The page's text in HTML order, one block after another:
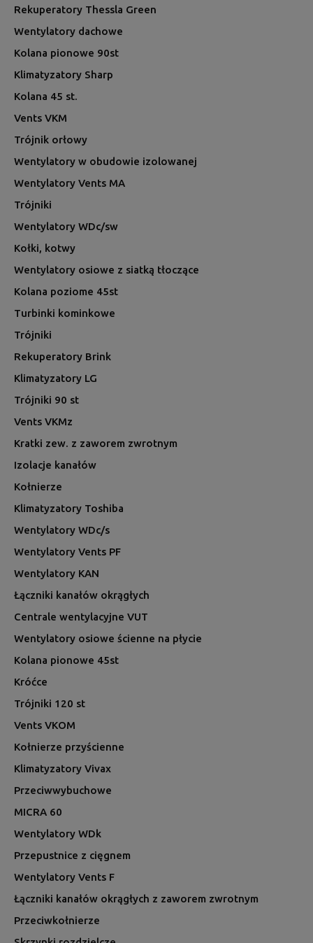
Rekuperatory Thessla Green
Wentylatory dachowe
Kolana pionowe 90st
Klimatyzatory Sharp
Kolana 45 st.
Vents VKM
Trójnik orłowy
Wentylatory w obudowie izolowanej
Wentylatory Vents MA
Trójniki
Wentylatory WDc/sw
Kołki, kotwy
Wentylatory osiowe z siatką tłoczące
Kolana poziome 45st
Turbinki kominkowe
Trójniki
Rekuperatory Brink
Klimatyzatory LG
Trójniki 90 st
Vents VKMz
Kratki zew. z zaworem zwrotnym
Izolacje kanałów
Kołnierze
Klimatyzatory Toshiba
Wentylatory WDc/s
Wentylatory Vents PF
Wentylatory KAN
Łączniki kanałów okrągłych
Centrale wentylacyjne VUT
Wentylatory osiowe ścienne na płycie
Kolana pionowe 45st
Króćce
Trójniki 120 st
Vents VKOM
Kołnierze przyścienne
Klimatyzatory Vivax
Przeciwwybuchowe
MICRA 60
Wentylatory WDk
Przepustnice z cięgnem
Wentylatory Vents F
Łączniki kanałów okrągłych z zaworem zwrotnym
Przeciwkołnierze